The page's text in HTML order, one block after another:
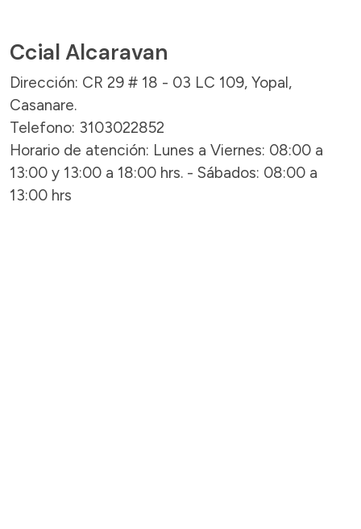
Ccial Alcaravan
Dirección: CR 29 # 18 - 03 LC 109, Yopal,
Casanare.
Telefono: 3103022852
Horario de atención: Lunes a Viernes: 08:00 a
13:00 y 13:00 a 18:00 hrs. - Sábados: 08:00 a
13:00 hrs